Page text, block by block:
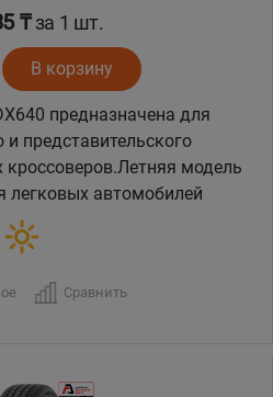
₸за 1 шт.
В корзину
предназначена для
представительского
модель
легковых автомобилей
Сравнить